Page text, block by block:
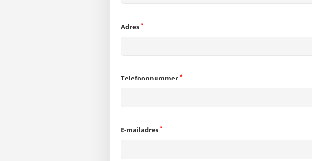
Adres *
Telefoonnummer *
E-mailadres *